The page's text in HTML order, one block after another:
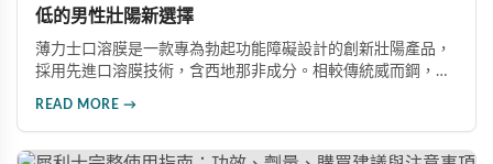
低的男性壯陽新選擇
薄力士口溶膜是一款專為勃起功能障礙設計的創新壯陽產品，
採用先進口溶膜技術，含西地那非成分。相較傳統威而鋼，起
READ MORE →